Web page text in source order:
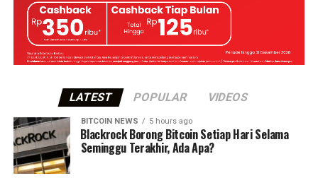
LATEST POPULAR VIDEOS
BITCOIN NEWS 5 hours ago
⁠Blackrock Borong Bitcoin Setiap Hari Selama
Seminggu Terakhir, Ada Apa?